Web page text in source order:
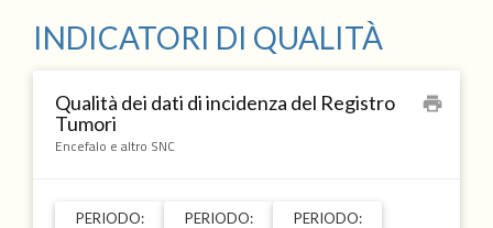
INDICATORI DI QUALITÀ
Qualità dei dati di incidenza del Registro
Tumori
Encefalo e altro SNC
print
PERIODO:
PERIODO:
PERIODO: